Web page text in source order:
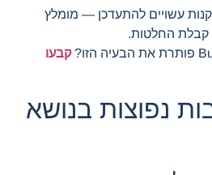
עשויים להתעדכן — מומלץ
קבלת החלטות.
קבעו
נפוצות בנושא